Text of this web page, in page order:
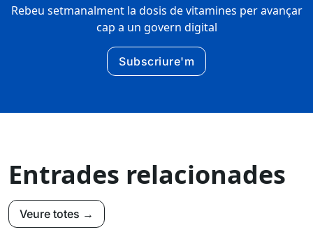
Rebeu setmanalment la dosis de vitamines per avançar
cap a un govern digital
Subscriure'm
Entrades relacionades
Veure totes →